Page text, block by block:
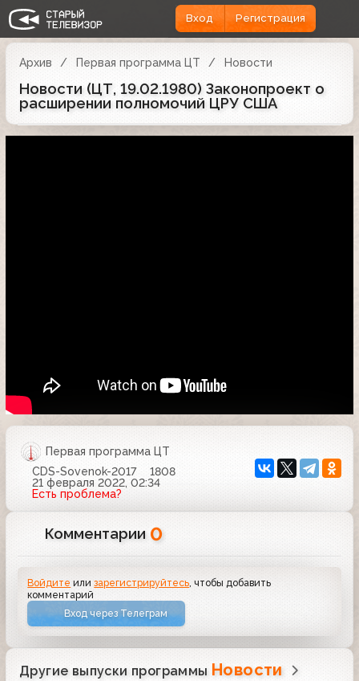
Вход Регистрация
Архив Первая программа ЦТ Новости
Новости (ЦТ, 19.02.1980) Законопроект о
расширении полномочий ЦРУ США
Первая программа ЦТ
CDS-Sovenok-2017
1808
21 февраля 2022, 02:34
Есть проблема?
Комментарии 0
Войдите илизарегистрируйтесь , чтобы добавить
комментарий
Вход через Телеграм
Другие выпуски программы Новости